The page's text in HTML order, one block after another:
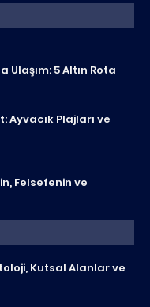
5 Altın Rota
Ayvacık Plajları ve
Felsefenin ve
Kutsal Alanlar ve